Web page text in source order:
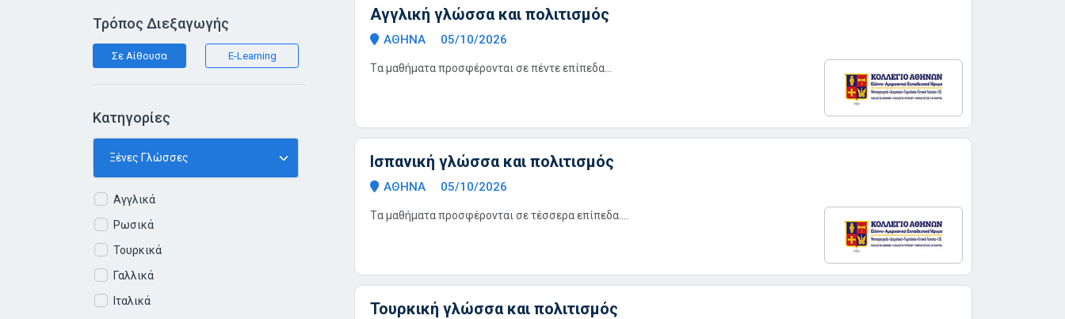
Τρόπος Διεξαγωγής
Σε Αίθουσα E-Learning
Κατηγορίες
Αγγλικά
Ρωσικά
Τουρκικά
Γαλλικά
Ιταλικά
Αγγλική γλώσσα και πολιτισμός
ΑΘΗΝΑ 05/10/2026
Tα μαθήματα προσφέρονται σε πέντε επίπεδα...
Ισπανική γλώσσα και πολιτισμός
ΑΘΗΝΑ 05/10/2026
Tα μαθήματα πρoσφέρoνται σε τέσσερα επίπεδα....
Τουρκική γλώσσα και πολιτισμός